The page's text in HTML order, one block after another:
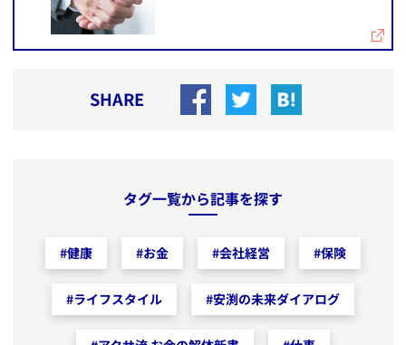
SHARE
タグ一覧から記事を探す
#健康 #お金 #会社経営 #保険
#ライフスタイル #安渕の未来ダイアログ